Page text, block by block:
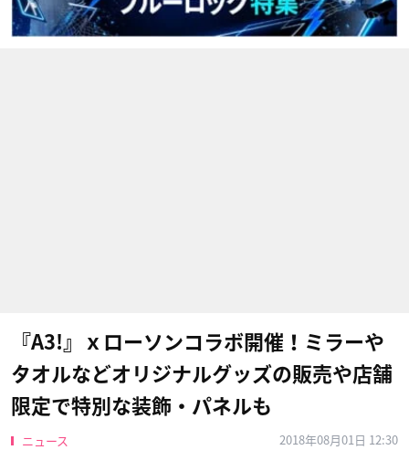
『A3!』ｘローソンコラボ開催！ミラーや
タオルなどオリジナルグッズの販売や店舗
限定で特別な装飾・パネルも
ニュース
2018年08月01日 12:30